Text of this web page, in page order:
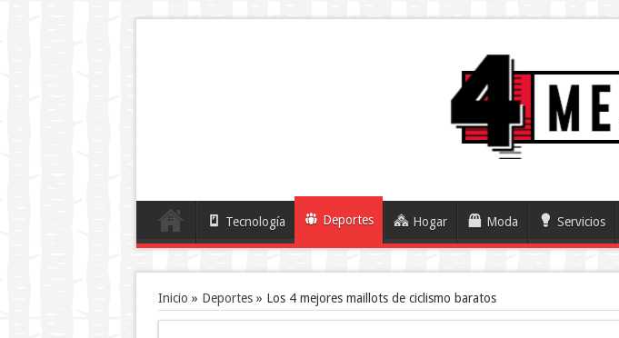
Tecnología Deportes Hogar Moda Servicios
Inicio » Deportes» Los 4 mejores maillots de ciclismo baratos